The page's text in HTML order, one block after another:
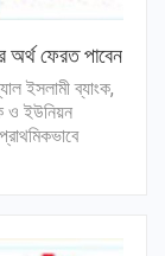
অর্থ ফেরত পাবেন
ইসলামী ব্যাংক,
ও ইউনিয়ন